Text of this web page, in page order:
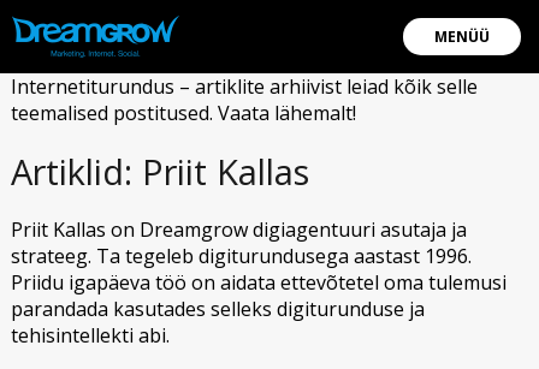
MENÜÜ
Internetiturundus – artiklite arhiivist leiad kõik selle
teemalised postitused. Vaata lähemalt!
Artiklid: Priit Kallas
Priit Kallas on Dreamgrow digiagentuuri asutaja ja
strateeg. Ta tegeleb digiturundusega aastast 1996.
Priidu igapäeva töö on aidata ettevõtetel oma tulemusi
parandada kasutades selleks digiturunduse ja
tehisintellekti abi.